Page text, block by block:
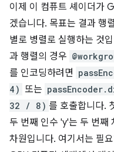
이제 이 컴퓨트 셰이더가
겠습니다. 목표는 결과 행
별로 병렬로 실행하는 것
과 행렬의 경우
를 인코딩하려면
4) 또는
32 / 8) 를 호출합니다.
두 번째 인수 'y'는 두 번째
차원입니다. 여기서는 필